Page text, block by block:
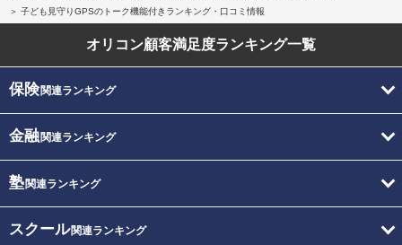
子ども見守りGPSのトーク機能付きランキング・口コミ情報
オリコン顧客満足度ランキング一覧
保険関連ランキング
金融関連ランキング
塾関連ランキング
スクール関連ランキング